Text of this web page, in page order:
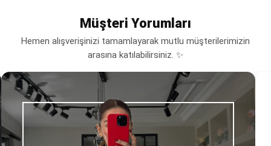
Müşteri Yorumları
Hemen alışverişinizi tamamlayarak mutlu müşterilerimizin
arasına katılabilirsiniz. ✨